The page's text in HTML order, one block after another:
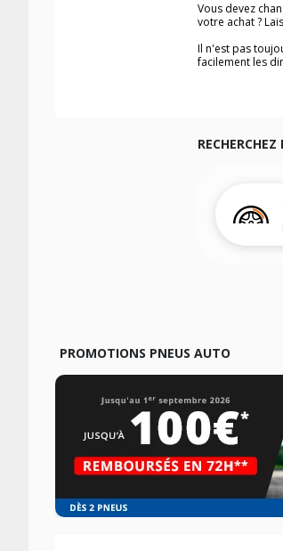
Vous devez
votre achat ?
Il n'est pas
facilement les
véhicule ainsi
Pour cela,
RECHERCHEZ
PROMOTIONS PNEUS AUTO